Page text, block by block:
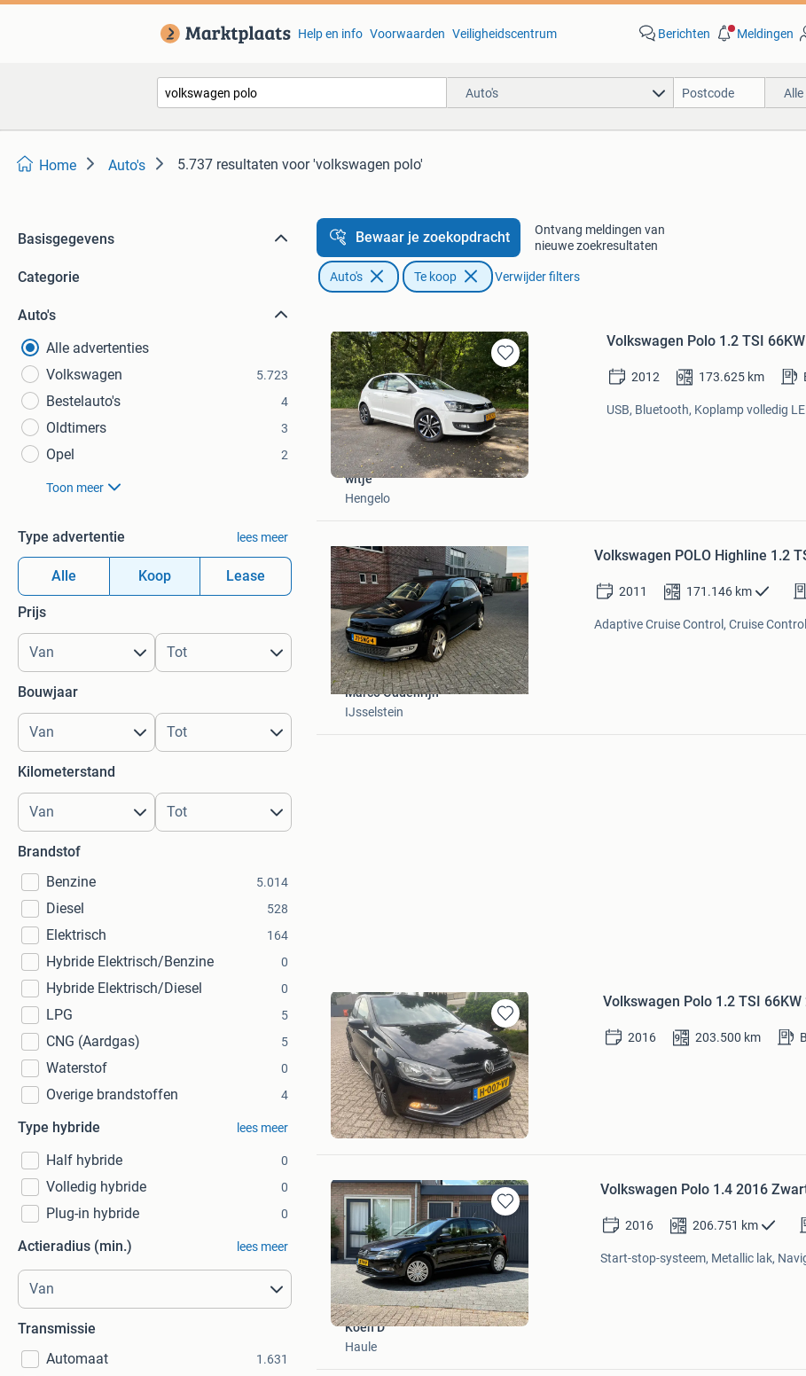
Help en info Voorwaarden Veiligheidscentrum Berichten Meldingen
Auto's
Home Auto's 5.737 resultaten voor 'volkswagen polo'
Basisgegevens
Categorie
Auto's
Alle advertenties
Volkswagen
5.723
Bestelauto's 4
Oldtimers 3
Opel 2
Toon meer
Type advertentie lees meer
Alle Koop Lease
Prijs
Bouwjaar
Kilometerstand
Brandstof
Benzine
5.014
Diesel 528
Elektrisch 164
Hybride Elektrisch/Benzine 0
Hybride Elektrisch/Diesel 0
LPG 5
CNG (Aardgas) 5
Waterstof 0
Overige brandstoffen 4
Type hybride lees meer
Half hybride 0
Volledig hybride 0
Plug-in hybride 0
Actieradius (min.) lees meer
Transmissie
Automaat
1.631
Bewaar je zoekopdracht
Ontvang meldingen van
nieuwe zoekresultaten
Auto's Te koop Verwijder filters
Bewaren
in
Mijn
Favorieten
Volkswagen Polo 1.2 TSI
2012 173.625 km
USB, Bluetooth, Koplamp volledig
witje
Hengelo
Mijn
Favorieten
Volkswagen POLO Highline 1.2
2011 171.146 km
Adaptive Cruise Control, Cruise
Marco Oudenrijn
IJsselstein
Bewaren
in
Mijn
Favorieten
Volkswagen Polo 1.2 TSI
2016 203.500 km
Dhr…
Rosmalen
Bewaren
in
Mijn
Favorieten
Volkswagen Polo 1.4 2016
2016 206.751 km
Start-stop-systeem, Metallic lak,
Koen D
Haule